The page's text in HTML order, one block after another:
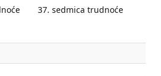
37. sedmica trudnoće